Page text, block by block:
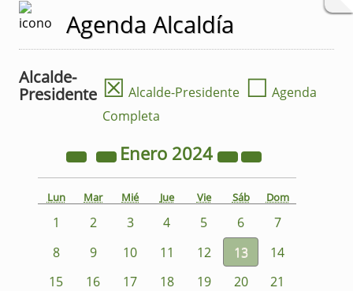
Agenda Alcaldía
Alcalde-
Presidente ☒ Alcalde-Presidente ☐ Agenda
Completa
Enero 2024
Lun Mar Mié Jue Vie Sáb Dom
1 2 3 4 5 6
7
8
9 10 11 12 13
14
15
16 17 18 19 20
21